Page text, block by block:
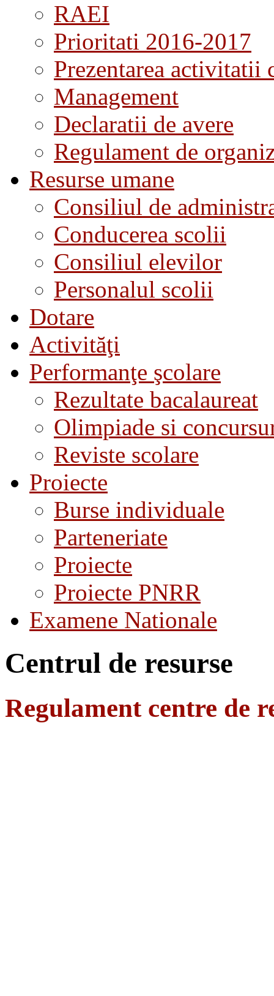
RAEI
Prioritati 2016-2017
Prezentarea activitatii
Management
Declaratii de avere
Regulament de
Resurse umane
Consiliul de
Conducerea scolii
Consiliul elevilor
Personalul scolii
Dotare
Activităţi
Performanţe şcolare
Rezultate bacalaureat
Olimpiade si
Reviste scolare
Proiecte
Burse individuale
Parteneriate
Proiecte
Proiecte PNRR
Examene Nationale
Centrul de resurse
Regulament centre de